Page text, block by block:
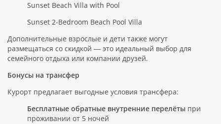
Sunset Beach Villa with Pool
Sunset 2-Bedroom Beach Pool Villa
Дополнительные взрослые и дети также могут
размещаться со скидкой — это идеальный выбор для
семейного отдыха или компании друзей.
Бонусы на трансфер
Курорт предлагает выгодные условия трансфера:
Бесплатные обратные внутренние перелёты при
проживании от 5 ночей